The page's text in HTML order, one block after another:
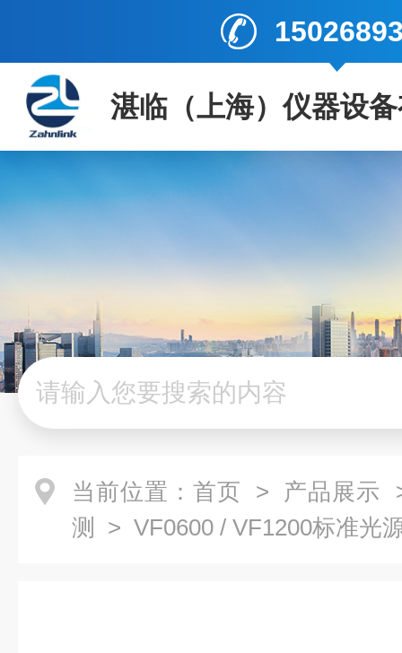
湛临（上海）仪器设
当前位置： 首页 > 产品展示
测
> VF0600 / VF1200标准光